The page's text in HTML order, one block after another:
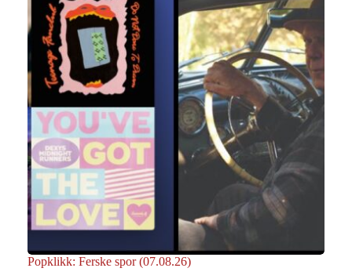
Popklikk: Ferske spor (07.08.26)